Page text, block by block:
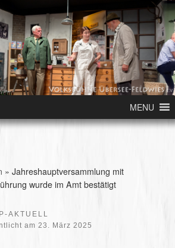
MENU
» Jahreshauptversammlung mit
wurde im Amt bestätigt
AKTUELL
am 23. März 2025